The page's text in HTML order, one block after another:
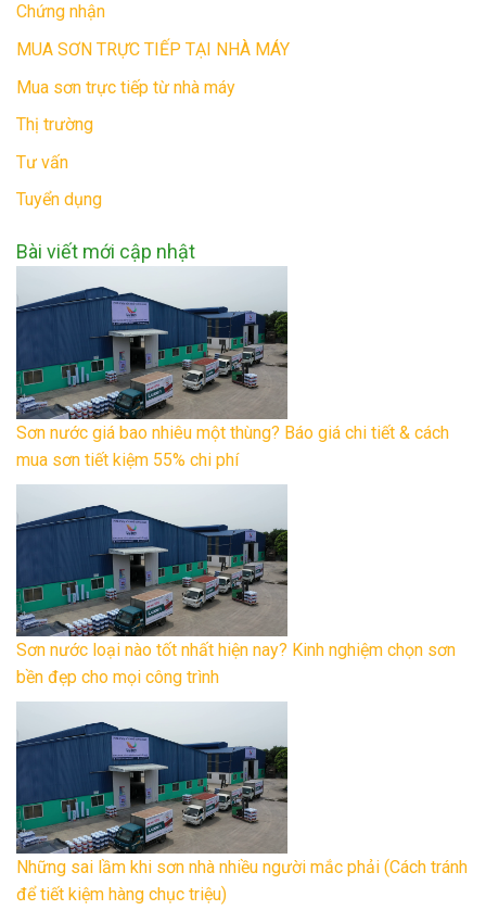
Chứng nhận
MUA SƠN TRỰC TIẾP TẠI NHÀ MÁY
Mua sơn trực tiếp từ nhà máy
Thị trường
Tư vấn
Tuyển dụng
Bài viết mới cập nhật
Sơn nước giá bao nhiêu một thùng? Báo giá chi tiết & cách
mua sơn tiết kiệm 55% chi phí
Sơn nước loại nào tốt nhất hiện nay? Kinh nghiệm chọn sơn
bền đẹp cho mọi công trình
Những sai lầm khi sơn nhà nhiều người mắc phải (Cách tránh
để tiết kiệm hàng chục triệu)